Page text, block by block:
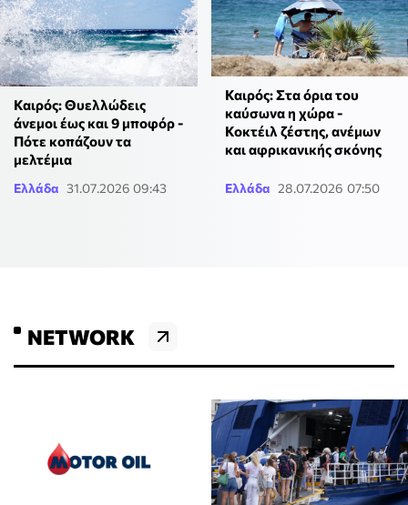
Καιρός: Θυελλώδεις
άνεμοι έως και 9 μποφόρ -
Πότε κοπάζουν τα
μελτέμια
Ελλάδα 31.07.2026 09:43
Καιρός: Στα όρια του
καύσωνα η χώρα -
Κοκτέιλ ζέστης, ανέμων
και αφρικανικής σκόνης
Ελλάδα 28.07.2026 07:50
NETWORK